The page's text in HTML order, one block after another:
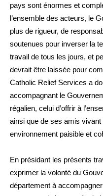
pays sont énormes et
l’ensemble des acteurs, le
plus de rigueur, de
soutenues pour inverser la
travail de tous les jours, et
devrait être laissée pour
Catholic Relief Services a
accompagnant le
régalien, celui d’offrir à
ainsi que de ses amis
environnement paisible et
En présidant les présents
exprimer la volonté du
département à